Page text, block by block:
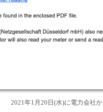
2021年1月20日(水)に電力会社